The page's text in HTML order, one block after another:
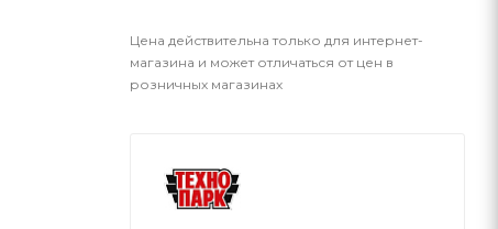
Цена действительна только для интернет-
магазина и может отличаться от цен в
розничных магазинах